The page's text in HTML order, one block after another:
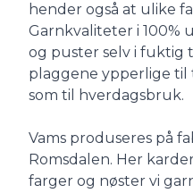
hender også at ulike
Garnkvaliteter i 100%
og puster selv i fuktig
plaggene ypperlige til
som til hverdagsbruk.
Vams produseres på
Romsdalen. Her
farger og nøster vi